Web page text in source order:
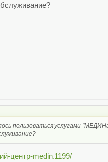
пользоваться услугами
центр-medin.1199/